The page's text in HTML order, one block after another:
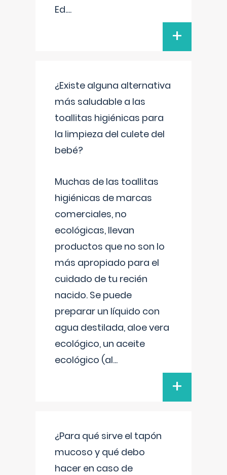
Ed....
+
¿Existe alguna alternativa
más saludable a las
toallitas higiénicas para
la limpieza del culete del
bebé?
Muchas de las toallitas
higiénicas de marcas
comerciales, no
ecológicas, llevan
productos que no son lo
más apropiado para el
cuidado de tu recién
nacido. Se puede
preparar un líquido con
agua destilada, aloe vera
ecológico, un aceite
ecológico (al...
+
¿Para qué sirve el tapón
mucoso y qué debo
hacer en caso de